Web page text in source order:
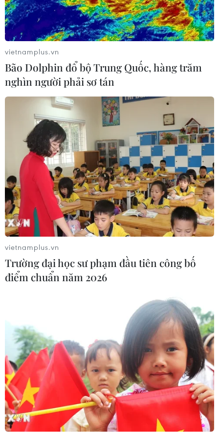
Hòa Nhật Bản, Việt Nam giành vé dự vòng
chung kết U19 châu Á
10/11/2019 14:34
U19 Việt Nam và U19 Nhật Bản đã dắt tay nhau đến
Uzbekistan tham dự vòng chung kết U19 châu Á 2020
sau khi cầm hòa nhau 0-0 ở lượt cuối bảng J vòng loại.
Truyền thông Triều Tiên chỉ trích Hàn
Quốc về chia sẻ chi phí quân sự
vietnamplus.vn
Bão Dolphin đổ bộ Trung Quốc, hàng trăm
nghìn người phải sơ tán
vietnamplus.vn
Trường đại học sư phạm đầu tiên công bố
điểm chuẩn năm 2026